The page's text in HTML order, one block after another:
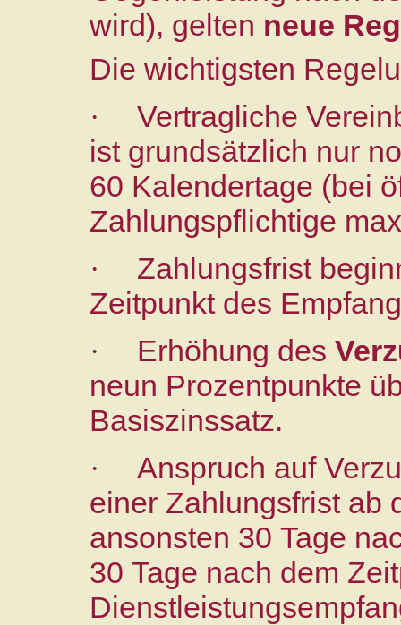
wird), gelten neue
Die wichtigsten
·
Vertragliche
ist grundsätzlich nur
60 Kalendertage (bei
Zahlungspflichtige
·
Zahlungsfrist
Zeitpunkt des
· Erhöhung des
neun Prozentpunkte
Basiszinssatz.
·
Anspruch auf
einer Zahlungsfrist ab
ansonsten 30 Tage
30 Tage nach dem